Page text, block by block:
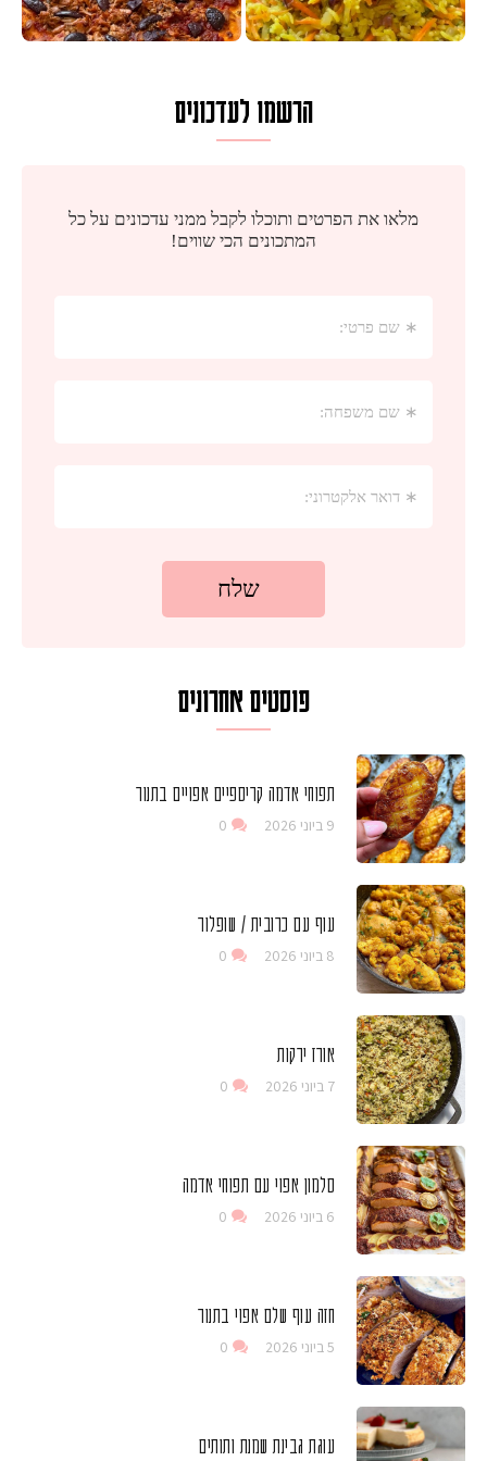
הרשמו לעדכונים
פוסטים אחרונים
תפוחי אדמה קריספיים אפויים בתנור
9 ביוני 2026 0
עוף עם כרובית / שופלור
8 ביוני 2026 0
אורז ירקות
7 ביוני 2026 0
סלמון אפוי עם תפוחי אדמה
6 ביוני 2026 0
חזה עוף שלם אפוי בתנור
5 ביוני 2026 0
עוגת גבינת שמנת ותותים